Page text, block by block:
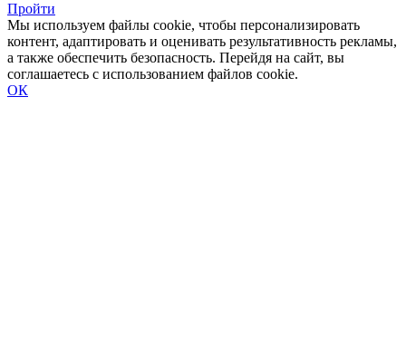
Пройти
Мы используем файлы cookie, чтобы персонализировать
контент, адаптировать и оценивать результативность рекламы,
а также обеспечить безопасность. Перейдя на сайт, вы
соглашаетесь с использованием файлов cookie.
ОК